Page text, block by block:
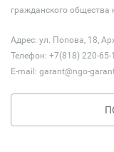
гражданского общества
Адрес: ул. Попова, 18,
Телефон: +7(818) 220-65-
E-mail: garant@ngo-